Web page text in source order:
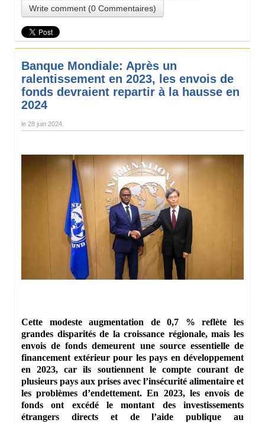
Write comment (0 Commentaires)
Banque Mondiale: Après un
ralentissement en 2023, les envois de
fonds devraient repartir à la hausse en
2024
le 28 juin 2024
Cette modeste augmentation de 0,7 % reflète les
grandes disparités de la croissance régionale, mais les
envois de fonds demeurent une source essentielle de
financement extérieur pour les pays en développement
en 2023, car ils soutiennent le compte courant de
plusieurs pays aux prises avec l’insécurité alimentaire et
les problèmes d’endettement. En 2023, les envois de
fonds ont excédé le montant des investissements
étrangers directs et de l’aide publique au